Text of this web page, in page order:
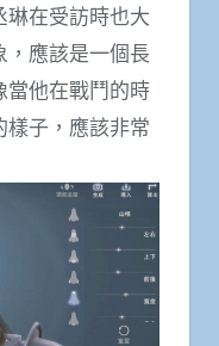
在受訪時也大
，應該是一個長
當他在戰鬥的時
子，應該非常